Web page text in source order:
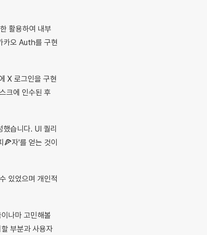
활용하여 내부
카오 Auth를 구현
X 로그인을 구현
크에 인수된 후
습니다. UI 퀄리
자'를 얻는 것이
있었으며 개인적
나마 고민해볼
부분과 사용자